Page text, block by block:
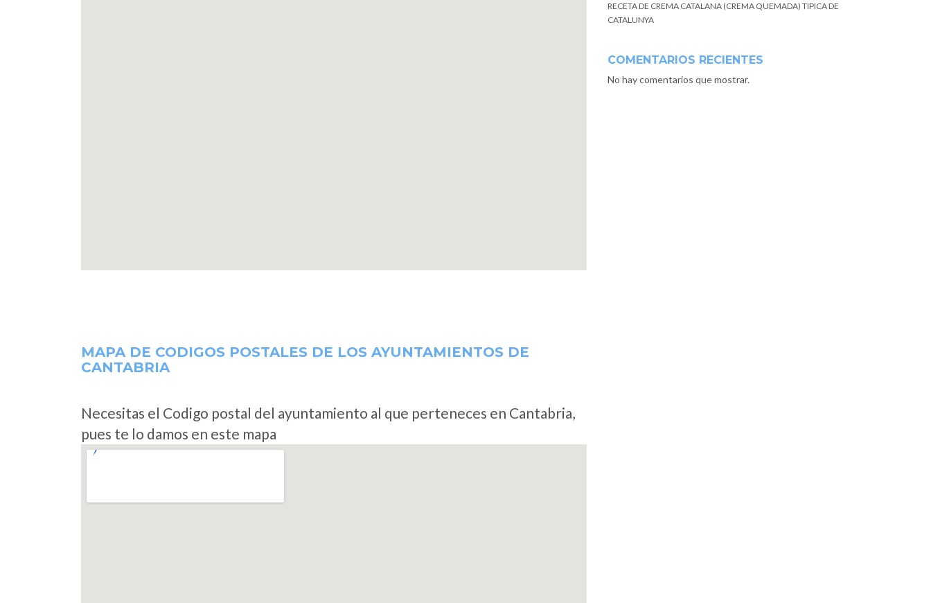
MAPA DE CODIGOS POSTALES DE LOS AYUNTAMIENTOS DE
CANTABRIA
Necesitas el Codigo postal del ayuntamiento al que perteneces en Cantabria,
pues te lo damos en este mapa
RECETA DE CREMA CATALANA (CREMA QUEMADA) TIPICA DE
CATALUNYA
COMENTARIOS RECIENTES
No hay comentarios que mostrar.